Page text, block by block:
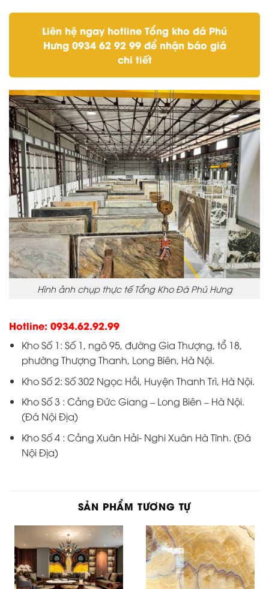
Liên hệ ngay hotline Tổng kho đá Phú
Hưng 0934 62 92 99 để nhận báo giá
chi tiết
Hình ảnh chụp thực tế Tổng Kho Đá Phú Hưng
Hotline: 0934.62.92.99
Kho Số 1: Số 1, ngõ 95, đường Gia Thượng, tổ 18,
phường Thượng Thanh, Long Biên, Hà Nội.
Kho Số 2: Số 302 Ngọc Hồi, Huyện Thanh Trì, Hà Nội.
Kho Số 3 : Cảng Đức Giang – Long Biên – Hà Nội.
(Đá Nội Địa)
Kho Số 4 : Cảng Xuân Hải- Nghi Xuân Hà Tĩnh. (Đá
Nội Địa)
SẢN PHẨM TƯƠNG TỰ